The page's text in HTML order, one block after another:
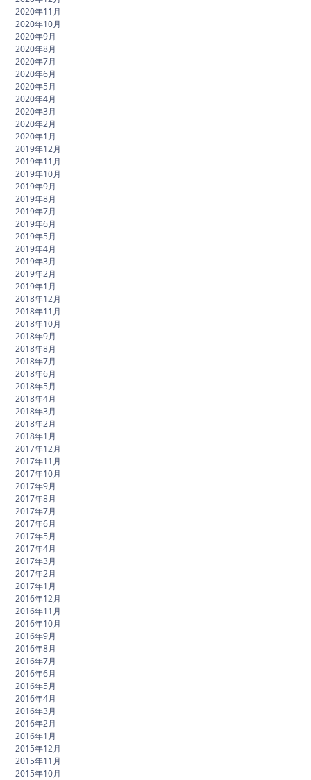
2020年11月
2020年10月
2020年9月
2020年8月
2020年7月
2020年6月
2020年5月
2020年4月
2020年3月
2020年2月
2020年1月
2019年12月
2019年11月
2019年10月
2019年9月
2019年8月
2019年7月
2019年6月
2019年5月
2019年4月
2019年3月
2019年2月
2019年1月
2018年12月
2018年11月
2018年10月
2018年9月
2018年8月
2018年7月
2018年6月
2018年5月
2018年4月
2018年3月
2018年2月
2018年1月
2017年12月
2017年11月
2017年10月
2017年9月
2017年8月
2017年7月
2017年6月
2017年5月
2017年4月
2017年3月
2017年2月
2017年1月
2016年12月
2016年11月
2016年10月
2016年9月
2016年8月
2016年7月
2016年6月
2016年5月
2016年4月
2016年3月
2016年2月
2016年1月
2015年12月
2015年11月
2015年10月